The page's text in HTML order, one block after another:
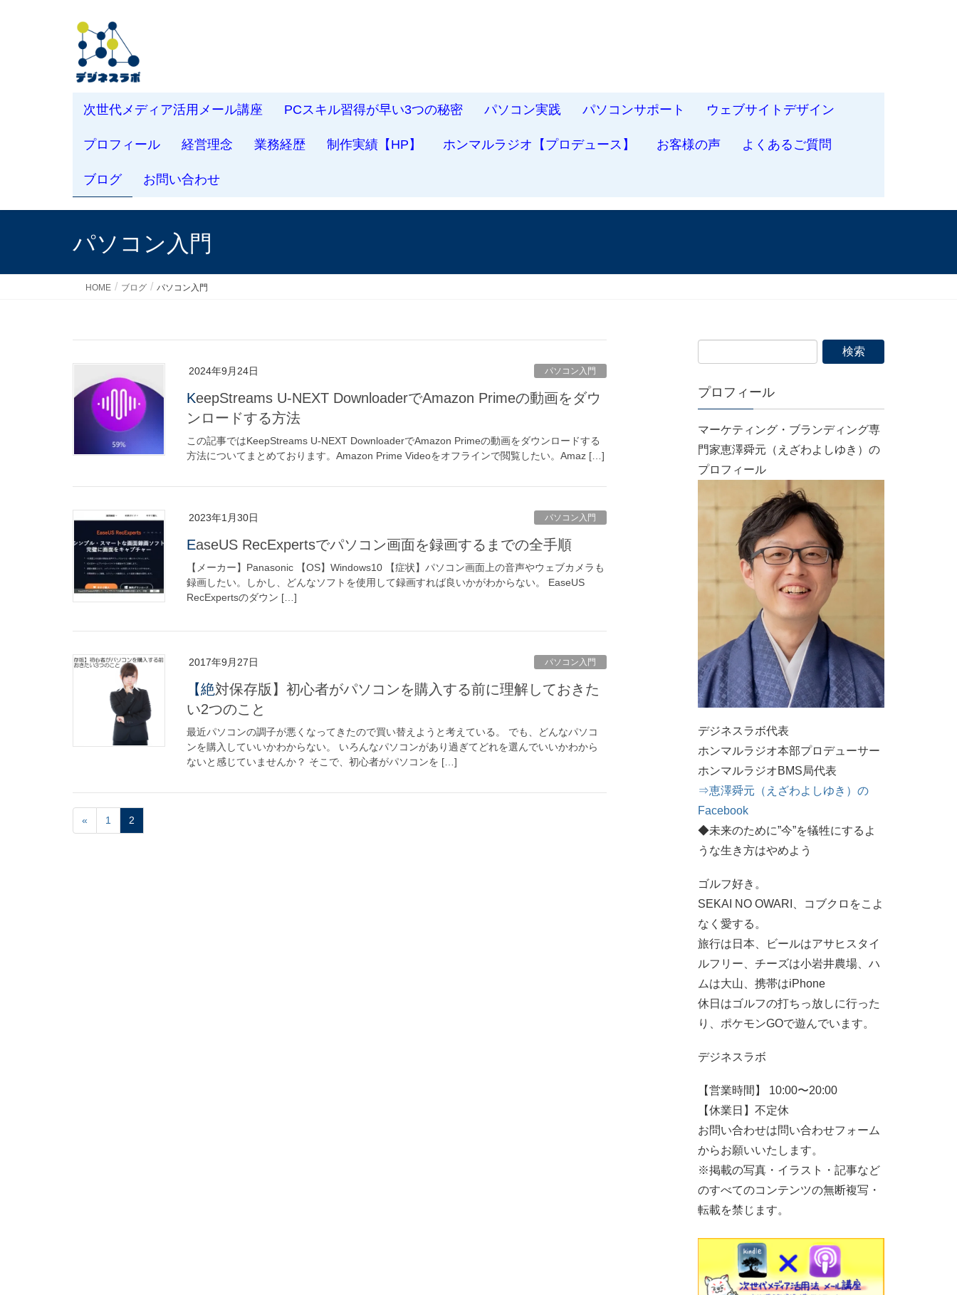
次世代メディア活用メール講座 PCスキル習得が早い3つの秘密 パソコン実践 パソコンサポート ウェブサイトデザイン
プロフィール 経営理念 業務経歴 制作実績【HP】 ホンマルラジオ【プロデュース】 お客様の声 よくあるご質問
ブログ お問い合わせ
パソコン入門
HOME ブログ パソコン入門
2024年9月24日 パソコン入門
KeepStreams U-NEXT DownloaderでAmazon Primeの動画をダウ
ンロードする方法
この記事ではKeepStreams U-NEXT DownloaderでAmazon Primeの動画をダウンロードする
方法についてまとめております。Amazon Prime Videoをオフラインで閲覧したい。Amaz […]
2023年1月30日 パソコン入門
EaseUS RecExpertsでパソコン画面を録画するまでの全手順
【メーカー】Panasonic 【OS】Windows10 【症状】パソコン画面上の音声やウェブカメラも
録画したい。しかし、どんなソフトを使用して録画すれば良いかがわからない。 EaseUS
RecExpertsのダウン […]
2017年9月27日 パソコン入門
【絶対保存版】初心者がパソコンを購入する前に理解しておきた
い2つのこと
最近パソコンの調子が悪くなってきたので買い替えようと考えている。 でも、どんなパソコ
ンを購入していいかわからない。 いろんなパソコンがあり過ぎてどれを選んでいいかわから
ないと感じていませんか？ そこで、初心者がパソコンを […]
« 1 2
プロフィール
マーケティング・ブランディング専
門家恵澤舜元（えざわよしゆき）の
プロフィール
デジネスラボ代表
ホンマルラジオ本部プロデューサー
ホンマルラジオBMS局代表
⇒恵澤舜元（えざわよしゆき）の
Facebook
◆未来のために”今”を犠牲にするよ
うな生き方はやめよう
ゴルフ好き。
SEKAI NO OWARI、コブクロをこよ
なく愛する。
旅行は日本、ビールはアサヒスタイ
ルフリー、チーズは小岩井農場、ハ
ムは大山、携帯はiPhone
休日はゴルフの打ちっ放しに行った
り、ポケモンGOで遊んでいます。
デジネスラボ
【営業時間】 10:00〜20:00
【休業日】不定休
お問い合わせは問い合わせフォーム
からお願いいたします。
※掲載の写真・イラスト・記事など
のすべてのコンテンツの無断複写・
転載を禁じます。